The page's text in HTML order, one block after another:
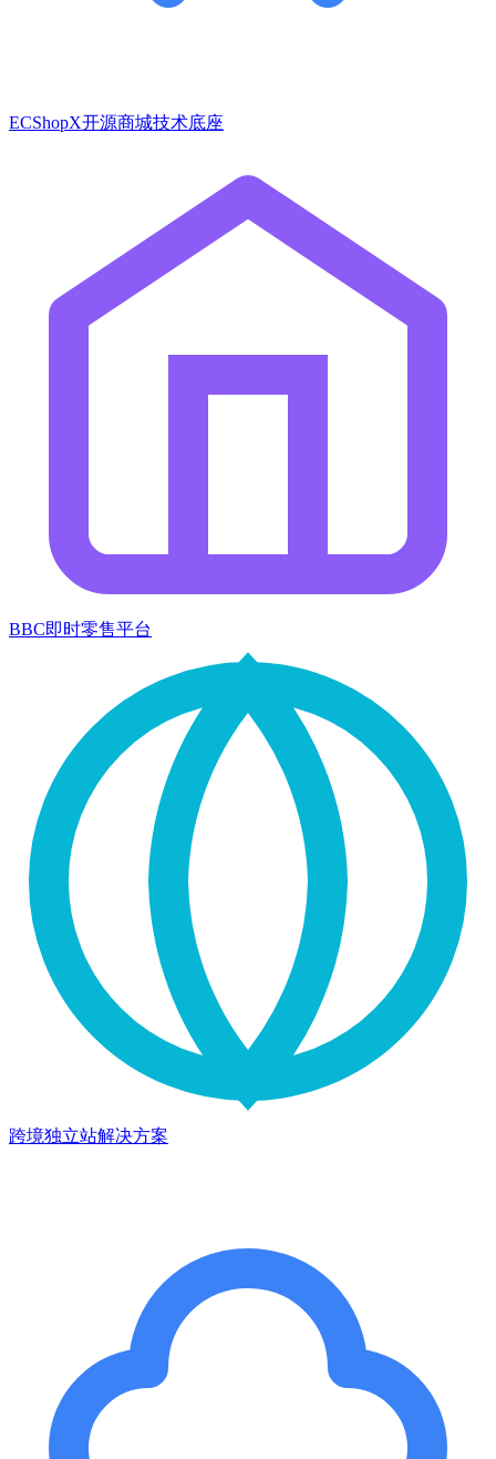
ECShopX开源商城技术底座
BBC即时零售平台
跨境独立站解决方案